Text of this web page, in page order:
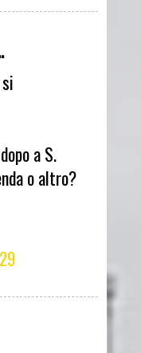
a S.
o altro?